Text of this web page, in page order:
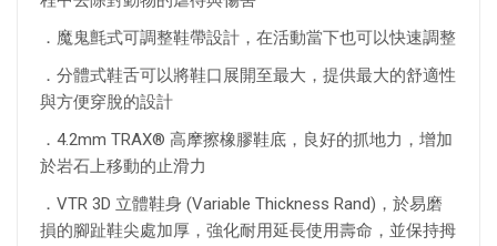
．魔鬼氈式可調整鞋帶設計，在活動當下也可以快速調整
．分體式鞋舌可以將鞋口展開至最大，提供最大的舒適性
與方便穿脫的設計
．4.2mm TRAX® 高摩擦橡膠鞋底，良好的抓地力，增加
於岩石上移動的止滑力
．VTR 3D 立體鞋身 (Variable Thickness Rand)，於易磨
損的腳趾鞋尖處加厚，強化耐用延長使用壽命，並保持拇